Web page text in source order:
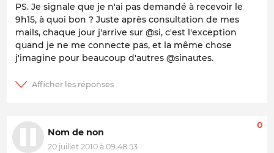
PS. Je signale que je n'ai pas demandé à recevoir le
9h15, à quoi bon ? Juste après consultation de mes
mails, chaque jour j'arrive sur @si, c'est l'exception
quand je ne me connecte pas, et la même chose
j'imagine pour beaucoup d'autres @sinautes.
Nom de non
20 juillet 2010 à 09:48:53
0